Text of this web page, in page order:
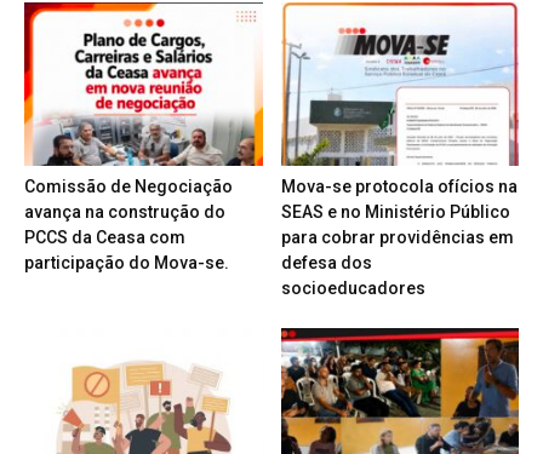
Comissão de Negociação
avança na construção do
PCCS da Ceasa com
participação do Mova-se.
Mova-se protocola ofícios na
SEAS e no Ministério Público
para cobrar providências em
defesa dos
socioeducadores